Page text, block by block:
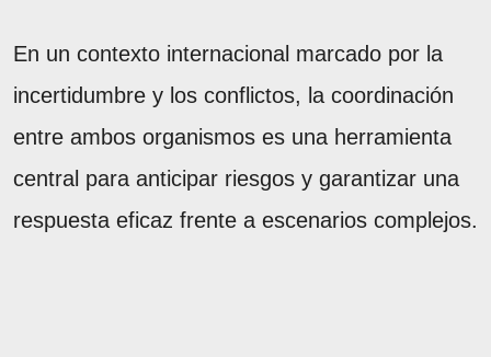
En un contexto internacional marcado por la
incertidumbre y los conflictos, la coordinación
entre ambos organismos es una herramienta
central para anticipar riesgos y garantizar una
respuesta eficaz frente a escenarios complejos.